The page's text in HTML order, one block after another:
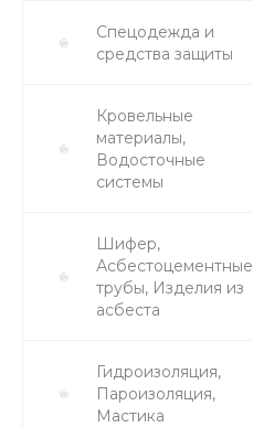
Спецодежда и
средства защиты
Кровельные
материалы,
Водосточные
системы
Шифер,
Асбестоцементные
трубы, Изделия из
асбеста
Гидроизоляция,
Пароизоляция,
Мастика